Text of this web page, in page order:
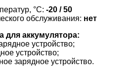
°С: -20 / 50
обслуживания: нет
для аккумулятора:
устройство;
устройство;
зарядное устройство.